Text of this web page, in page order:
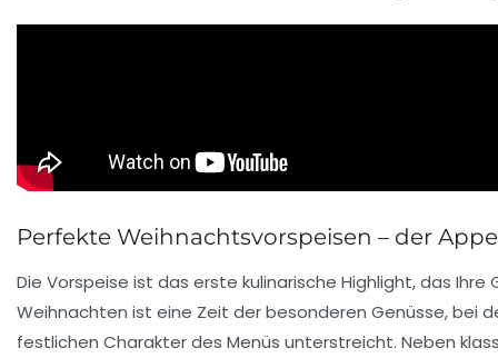
Perfekte Weihnachtsvorspeisen – der
Die Vorspeise ist das erste kulinarische Highlight, das
Weihnachten ist eine Zeit der besonderen Genüsse, bei
festlichen Charakter des Menüs unterstreicht. Neben